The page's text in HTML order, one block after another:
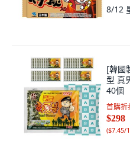
8/12
[韓國
型 真
40個
首購折
$298
($7.45/